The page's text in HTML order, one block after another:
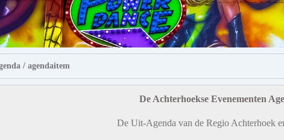
/ agendaitem
De Achterhoekse Evenementen
De Uit-Agenda van de Regio Achterhoek